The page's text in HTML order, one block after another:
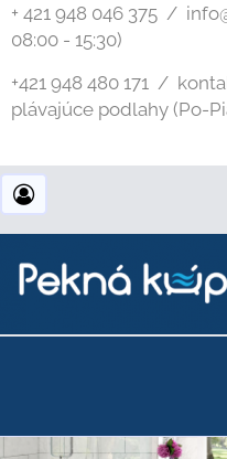
+ 421 948 046 375 /
08:00 - 15:30)
+421 948 480 171 /
plávajúce podlahy (Po-